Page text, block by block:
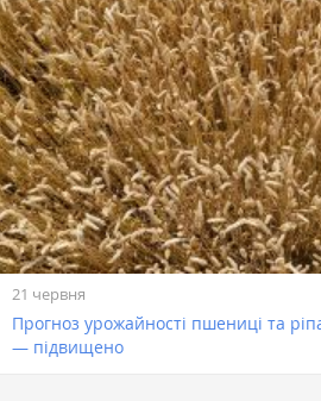
21 червня
Прогноз урожайності пшениці та
— підвищено